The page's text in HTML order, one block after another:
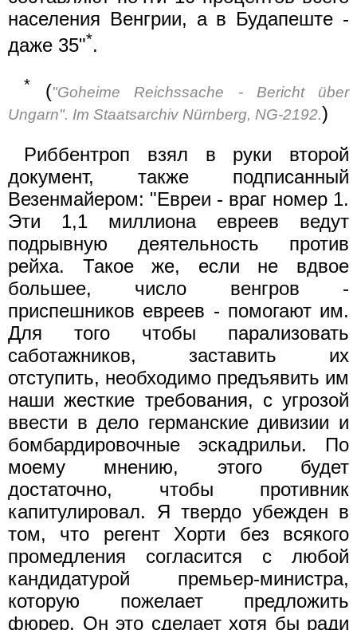
населения Венгрии, а в Будапеште -
даже 35"*.
* ("Goheime Reichssache - Bericht über
Ungarn". Im Staatsarchiv Nürnberg, NG-2192.)
Риббентроп взял в руки второй
документ, также подписанный
Везенмайером: "Евреи - враг номер 1.
Эти 1,1 миллиона евреев ведут
подрывную деятельность против
рейха. Такое же, если не вдвое
большее, число венгров -
приспешников евреев - помогают им.
Для того чтобы парализовать
саботажников, заставить их
отступить, необходимо предъявить им
наши жесткие требования, с угрозой
ввести в дело германские дивизии и
бомбардировочные эскадрильи. По
моему мнению, этого будет
достаточно, чтобы противник
капитулировал. Я твердо убежден в
том, что регент Хорти без всякого
промедления согласится с любой
кандидатурой премьер-министра,
которую пожелает предложить
фюрер. Он это сделает хотя бы ради